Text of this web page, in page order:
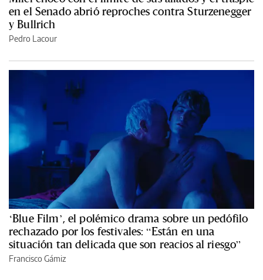
en el Senado abrió reproches contra Sturzenegger
y Bullrich
Pedro Lacour
‘Blue Film’, el polémico drama sobre un pedófilo
rechazado por los festivales: “Están en una
situación tan delicada que son reacios al riesgo”
Francisco Gámiz